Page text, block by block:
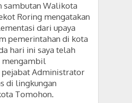
sambutan Walikota
Roring mengatakan
dari upaya
pemerintahan di kota
hari ini saya telah
mengambil
Administrator
di lingkungan
Tomohon.